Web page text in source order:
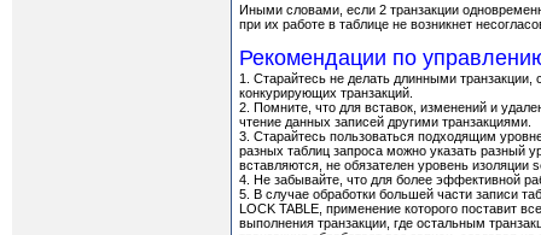
Иными словами, если 2 транзакции
при их работе в таблице не возникнет
Рекомендации по
1. Старайтесь не делать длинными
конкурирующих транзакций.
2. Помните, что для вставок, изменений и
чтение данных записей другими транзакциями.
3. Старайтесь пользоваться подходящим
разных таблиц запроса можно указать разный
вставляются, не обязателен уровень изоляции
4. Не забывайте, что для более эффективной
5. В случае обработки большей части записи
LOCK TABLE, применение которого поставит
выполнения транзакции, где остальным